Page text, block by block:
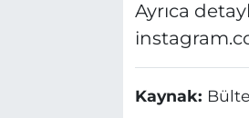
Ayrıca
Kaynak: